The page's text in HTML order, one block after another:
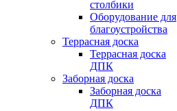
столбики
Оборудование для
благоустройства
Террасная доска
Террасная доска
ДПК
Заборная доска
Заборная доска
ДПК